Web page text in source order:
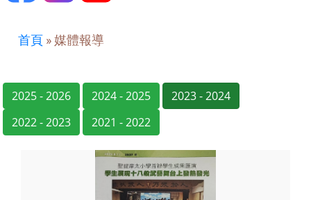
首頁 »媒體報導
2025 - 2026 2024 - 2025
2023 - 2024
2022 - 2023
2021 - 2022